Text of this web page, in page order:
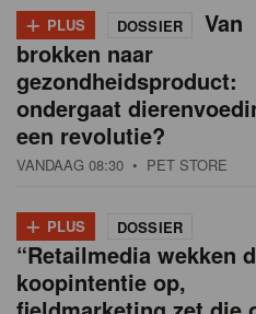
+ PLUS DOSSIER
Van
brokken naar
gezondheidsproduct:
ondergaat
een revolutie?
VANDAAG 08:30 • PET STORE
+ PLUS DOSSIER
“Retailmedia wekken
koopintentie op,